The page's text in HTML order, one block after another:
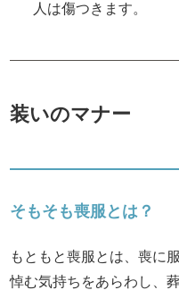
人は傷つきます。
装いのマナー
そもそも喪服とは？
もともと喪服とは、喪に
悼む気持ちをあらわし、